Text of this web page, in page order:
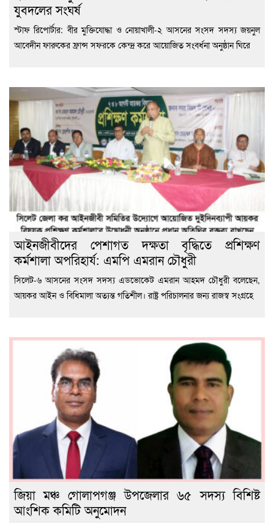
যুবদলের সংঘর্ষ
স্টাফ রিপোর্টার: বীর মুক্তিযোদ্ধা ও নোয়াখালী-২ আসনের সংসদ সদস্য জয়নুল
আবেদীন ফারুকের ফ্রান্স সফরকে কেন্দ্র করে আয়োজিত সংবর্ধনা অনুষ্ঠান ঘিরে
আইনজীবীদের পেশাগত দক্ষতা বৃদ্ধিতে প্রশিক্ষণ
কর্মশালা অপরিহার্য: এমপি এমরান চৌধুরী
‎সিলেট-৬ আসনের সংসদ সদস্য এডভোকেট এমরান আহমদ চৌধুরী বলেছেন,
আয়কর আইন ও বিধিমালা অত্যন্ত গতিশীল। রাষ্ট্র পরিচালনার জন্য রাজস্ব সংগ্রহে
জিয়া মঞ্চ গোলাপগঞ্জ উপজেলার ৬৫ সদস্য বিশিষ্ট
আংশিক কমিটি অনুমোদন